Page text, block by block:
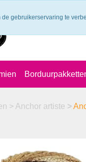
> Anchor artiste >
gebruikerservaring te